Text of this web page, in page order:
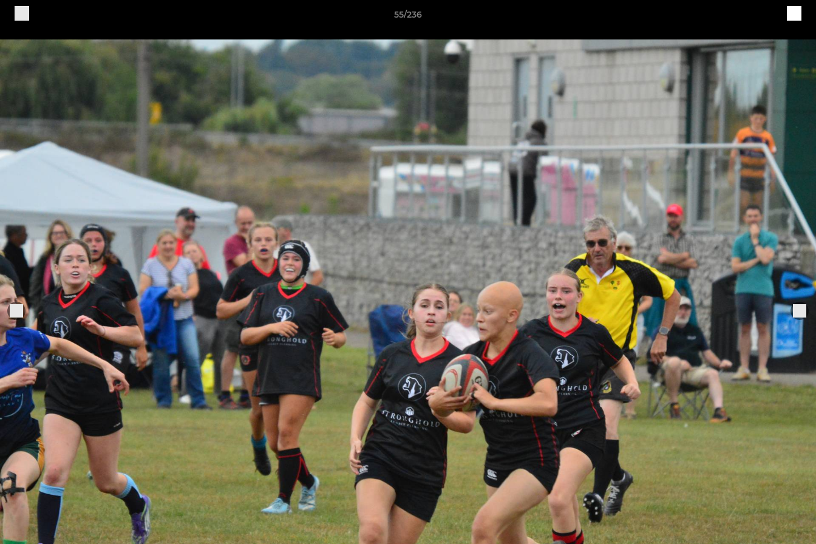
55/236